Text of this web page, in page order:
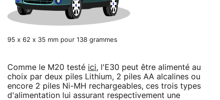
95 x 62 x 35 mm pour 138 grammes
Comme le M20 testé ici, l'E30 peut être alimenté au
choix par deux piles Lithium, 2 piles AA alcalines ou
encore 2 piles Ni-MH rechargeables, ces trois types
d'alimentation lui assurant respectivement une